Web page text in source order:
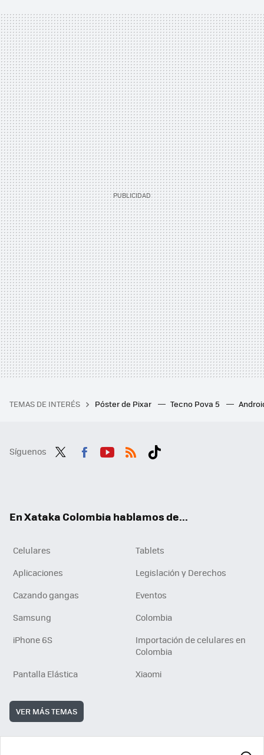
TEMAS DE INTERÉS Póster de Pixar Tecno Pova 5
Síguenos
En Xataka Colombia hablamos de...
Celulares
Tablets
Aplicaciones
Legislación y Derechos
Cazando gangas
Eventos
Samsung
Colombia
iPhone 6S
Importación de celulares en
Colombia
Pantalla Elástica
Xiaomi
VER MÁS TEMAS